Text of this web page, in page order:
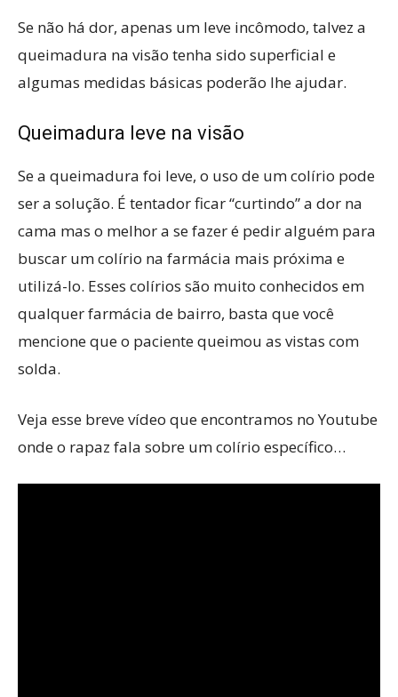
Se não há dor, apenas um leve incômodo, talvez a
queimadura na visão tenha sido superficial e
algumas medidas básicas poderão lhe ajudar.
Queimadura leve na visão
Se a queimadura foi leve, o uso de um colírio pode
ser a solução. É tentador ficar “curtindo” a dor na
cama mas o melhor a se fazer é pedir alguém para
buscar um colírio na farmácia mais próxima e
utilizá-lo. Esses colírios são muito conhecidos em
qualquer farmácia de bairro, basta que você
mencione que o paciente queimou as vistas com
solda.
Veja esse breve vídeo que encontramos no Youtube
onde o rapaz fala sobre um colírio específico…